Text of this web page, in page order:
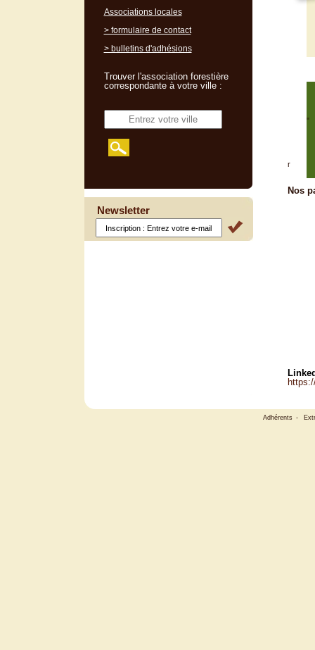
"
r
Nos
Associations locales
> formulaire de contact
> bulletins d'adhésions
Trouver l'association forestière
correspondante à votre ville :
Newsletter
Adhérents -